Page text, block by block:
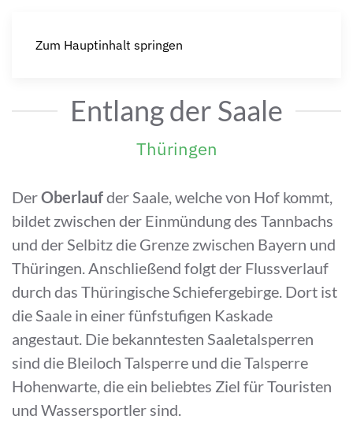
Zum Hauptinhalt springen
Entlang der Saale
Thüringen
DerOberlaufder Saale, welche von Hof kommt,
bildet zwischen der Einmündung des Tannbachs
und der Selbitz die Grenze zwischen Bayern und
Thüringen. Anschließend folgt der Flussverlauf
durch das Thüringische Schiefergebirge. Dort ist
die Saale in einer fünfstufigen Kaskade
angestaut. Die bekanntesten Saaletalsperren
sind die Bleiloch Talsperre und die Talsperre
Hohenwarte, die ein beliebtes Ziel für Touristen
und Wassersportler sind.